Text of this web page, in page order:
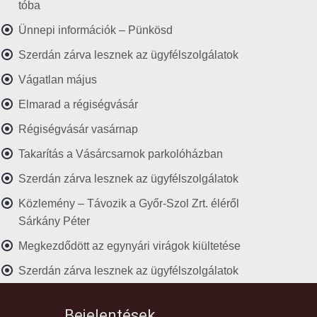
tóba
Ünnepi információk – Pünkösd
Szerdán zárva lesznek az ügyfélszolgálatok
Vágatlan május
Elmarad a régiségvásár
Régiségvásár vasárnap
Takarítás a Vásárcsarnok parkolóházban
Szerdán zárva lesznek az ügyfélszolgálatok
Közlemény – Távozik a Győr-Szol Zrt. éléről
Sárkány Péter
Megkezdődött az egynyári virágok kiültetése
Szerdán zárva lesznek az ügyfélszolgálatok